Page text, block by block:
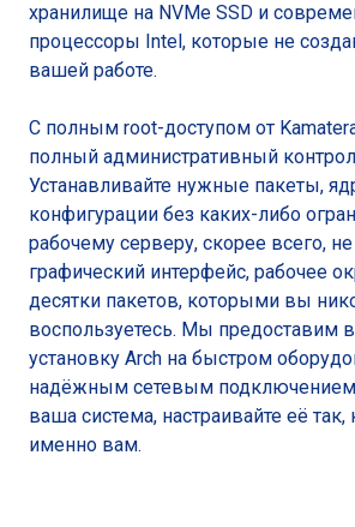
хранилище на NVMe SSD и
процессоры Intel, которые не
вашей работе.
С полным root-доступом от
полный административный
Устанавливайте нужные пакеты,
конфигурации без каких-либо
рабочему серверу, скорее всего,
графический интерфейс, рабочее
десятки пакетов, которыми вы
воспользуетесь. Мы предоставим
установку Arch на быстром
надёжным сетевым
ваша система, настраивайте её
именно вам.